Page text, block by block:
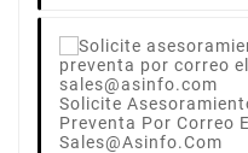
Solicite
Preventa Por Correo
Sales@asinfo.com